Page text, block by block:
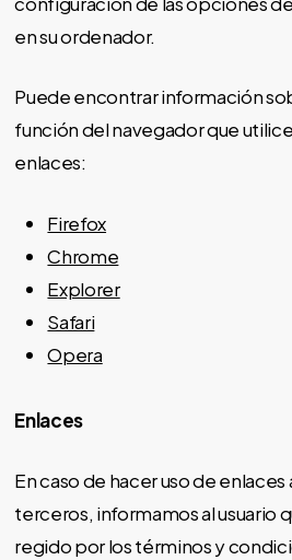
en su ordenador.
Puede encontrar información
función del navegador que
enlaces:
Firefox
Chrome
Explorer
Safari
Opera
Enlaces
En caso de hacer uso de
terceros, informamos al usuario
regido por los términos y